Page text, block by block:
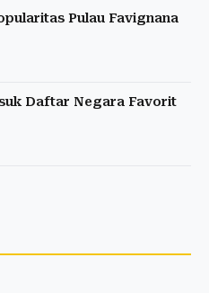
Pulau Favignana
Daftar Negara Favorit